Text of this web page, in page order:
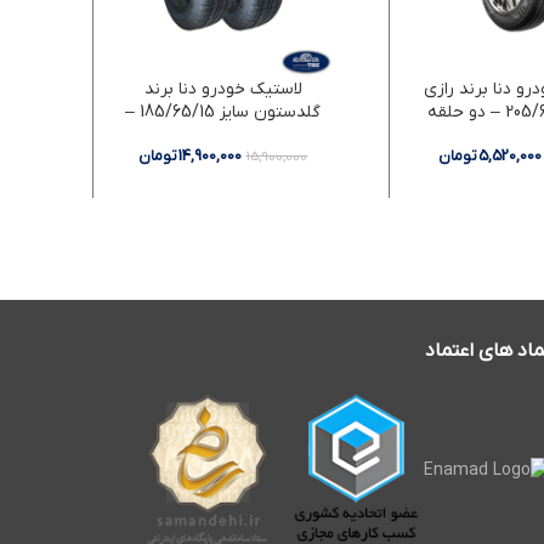
دنا برند رازی
5,520,000تومان
لاستیک خودرو دنا برند
گلدستون سایز 185/65/15 –
15,900,000
14,900,000تومان
های اعتماد